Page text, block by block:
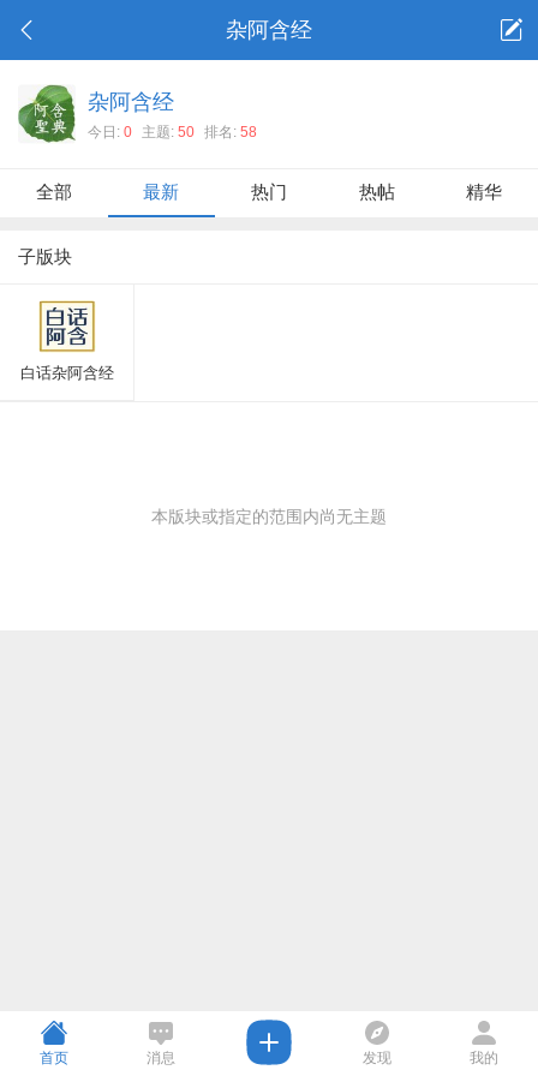
杂阿含经
杂阿含经
今日: 0 主题: 50 排名: 58
全部 最新 热门 热帖 精华
子版块
白话杂阿含经
本版块或指定的范围内尚无主题
首页 消息 发现 我的